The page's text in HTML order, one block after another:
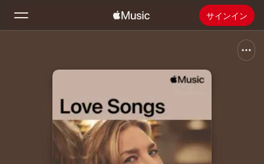
サインイン
新着おすすめ
Apple Musicをインストール